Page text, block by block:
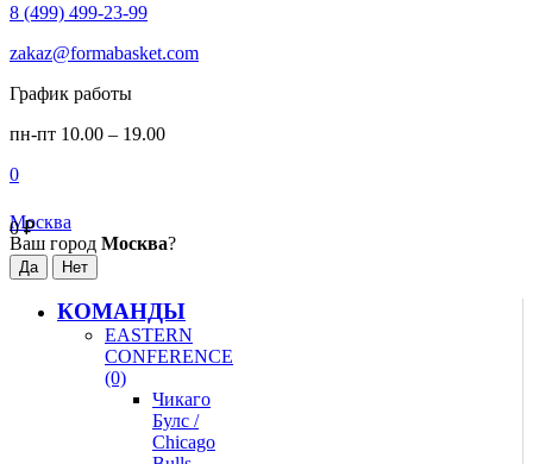
8 (499) 499-23-99
zakaz@formabasket.com
График работы
пн-пт 10.00 – 19.00
0
0₽
Москва
Ваш город Москва?
КОМАНДЫ
EASTERN
CONFERENCE
(0)
Чикаго
Булс /
Chicago